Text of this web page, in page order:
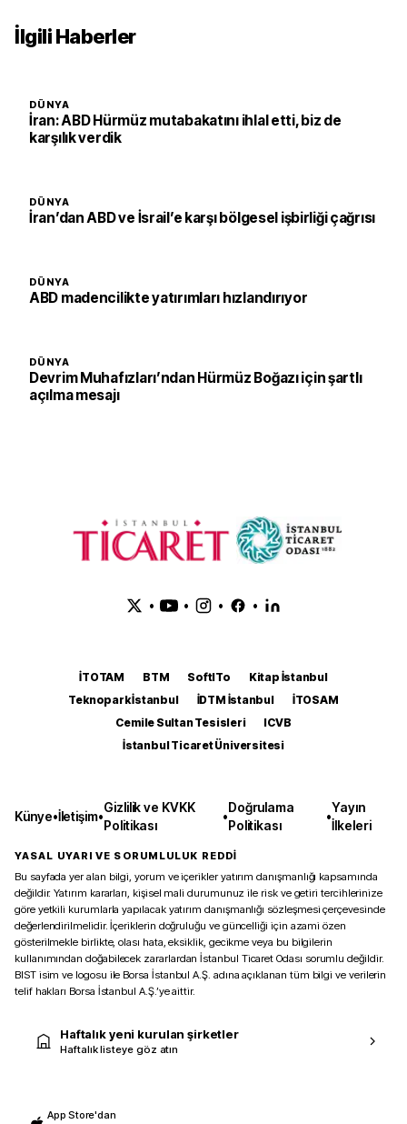
İlgili Haberler
DÜNYA
İran: ABD Hürmüz mutabakatını ihlal etti, biz de
karşılık verdik
DÜNYA
İran’dan ABD ve İsrail’e karşı bölgesel işbirliği çağrısı
DÜNYA
ABD madencilikte yatırımları hızlandırıyor
DÜNYA
Devrim Muhafızları’ndan Hürmüz Boğazı için şartlı
açılma mesajı
• • • •
İTOTAM BTM SoftITo
Kitap İstanbul
Teknopark İstanbul
İDTM İstanbul
İTOSAM
Cemile Sultan Tesisleri
ICVB
İstanbul Ticaret Üniversitesi
Künye•İletişim•
Gizlilik ve KVKK
Politikası
•
Doğrulama
Politikası
•
Yayın
İlkeleri
YASAL UYARI VE SORUMLULUK REDDİ
Bu sayfada yer alan bilgi, yorum ve içerikler yatırım danışmanlığı kapsamında
değildir. Yatırım kararları, kişisel mali durumunuz ile risk ve getiri tercihlerinize
göre yetkili kurumlarla yapılacak yatırım danışmanlığı sözleşmesi çerçevesinde
değerlendirilmelidir. İçeriklerin doğruluğu ve güncelliği için azami özen
gösterilmekle birlikte, olası hata, eksiklik, gecikme veya bu bilgilerin
kullanımından doğabilecek zararlardan İstanbul Ticaret Odası sorumlu değildir.
BIST isim ve logosu ile Borsa İstanbul A.Ş. adına açıklanan tüm bilgi ve verilerin
telif hakları Borsa İstanbul A.Ş.’ye aittir.
Haftalık yeni kurulan şirketler
Haftalık listeye göz atın
App Store'dan